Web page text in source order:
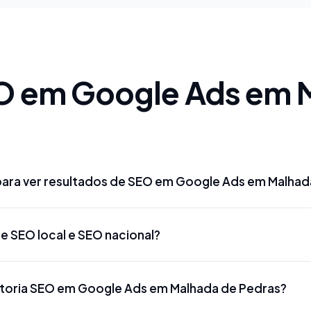
em Google Ads em
ver resultados de SEO em Google Ads em
Para termos mais disputados como
SEO local e SEO nacional?
Malhada de Pedras' ou 'marketing digital Google Ads
SEO em Google Ads em Malhada de Pedras?